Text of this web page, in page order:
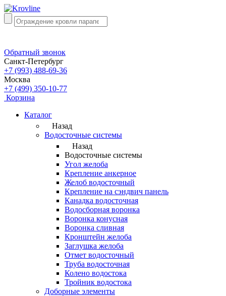
Обратный звонок
Санкт-Петербург
+7 (993) 488-69-36
Москва
+7 (499) 350-10-77
Корзина
Каталог
Назад
Водосточные системы
Назад
Водосточные системы
Угол желоба
Крепление анкерное
Желоб водосточный
Крепление на сэндвич панель
Канадка водосточная
Водосборная воронка
Воронка конусная
Воронка сливная
Кронштейн желоба
Заглушка желоба
Отмет водосточный
Труба водосточная
Колено водостока
Тройник водостока
Доборные элементы